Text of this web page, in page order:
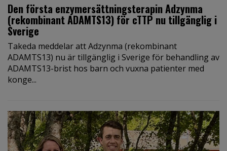
Den första enzymersättningsterapin Adzynma
(rekombinant ADAMTS13) för cTTP nu tillgänglig i
Sverige
Takeda meddelar att Adzynma (rekombinant
ADAMTS13) nu är tillgänglig i Sverige för behandling av
ADAMTS13-brist hos barn och vuxna patienter med
konge...